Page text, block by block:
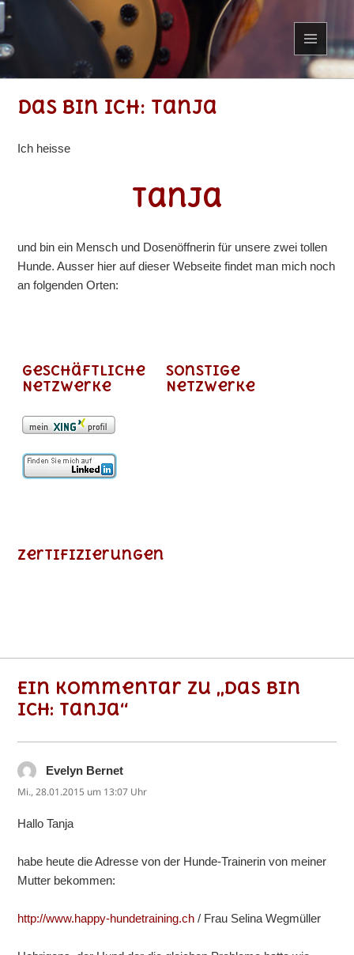
MENÜ
UND
Das bin ich: Tanja
Ich heisse
Tanja
und bin ein Mensch und Dosenöffnerin für unsere zwei tollen
Hunde. Ausser hier auf dieser Webseite findet man mich noch
an folgenden Orten:
Geschäftliche
Netzwerke
Sonstige
Netzwerke
Zertifizierungen
Ein Kommentar zu „Das bin
ich: Tanja“
Evelyn Bernet
Mi., 28.01.2015 um 13:07 Uhr
Hallo Tanja
habe heute die Adresse von der Hunde-Trainerin von meiner
Mutter bekommen:
http://www.happy-hundetraining.ch / Frau Selina Wegmüller